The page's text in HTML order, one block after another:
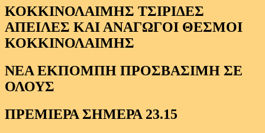
ΚΟΚΚΙΝΟΛΑΙΜΗΣ
ΝΕΑ ΕΚΠΟΜΠΗ ΠΡΟΣΒΑΣΙΜΗ ΣΕ
ΟΛΟΥΣ
ΠΡΕΜΙΕΡΑ ΣΗΜΕΡΑ 23.15